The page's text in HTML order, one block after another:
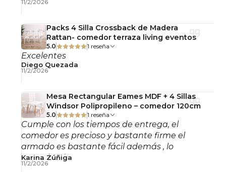
11/2/2026
Packs 4 Silla Crossback de Madera
Rattan- comedor terraza living eventos
5.0 1 reseña
Excelentes
Diego Quezada
11/2/2026
Mesa Rectangular Eames MDF + 4 Sillas
Windsor Polipropileno – comedor 120cm
5.0 1 reseña
Cumple con los tiempos de entrega, el
comedor es precioso y bastante firme el
armado es bastante fácil además , lo
recomiendo!
Karina Zúñiga
11/2/2026